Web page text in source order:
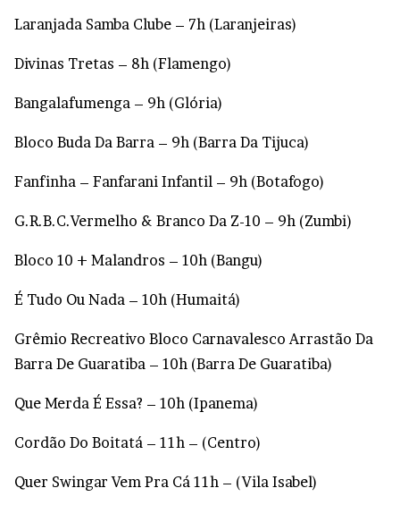
Laranjada Samba Clube – 7h (Laranjeiras)
Divinas Tretas – 8h (Flamengo)
Bangalafumenga – 9h (Glória)
Bloco Buda Da Barra – 9h (Barra Da Tijuca)
Fanfinha – Fanfarani Infantil – 9h (Botafogo)
G.R.B.C.Vermelho & Branco Da Z-10 – 9h (Zumbi)
Bloco 10 + Malandros – 10h (Bangu)
É Tudo Ou Nada – 10h (Humaitá)
Grêmio Recreativo Bloco Carnavalesco Arrastão Da
Barra De Guaratiba – 10h (Barra De Guaratiba)
Que Merda É Essa? – 10h (Ipanema)
Cordão Do Boitatá – 11h – (Centro)
Quer Swingar Vem Pra Cá 11h – (Vila Isabel)